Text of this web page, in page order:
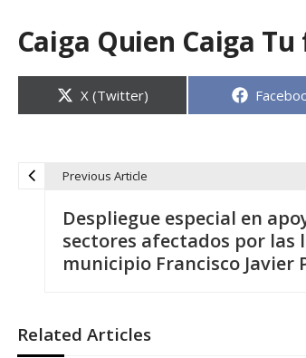
Caiga Quien Caiga
Compartir
en
X (Twitter)
e
Previous Article
Despliegue especial en
sectores afectados por las
municipio Francisco Javier
Related Articles